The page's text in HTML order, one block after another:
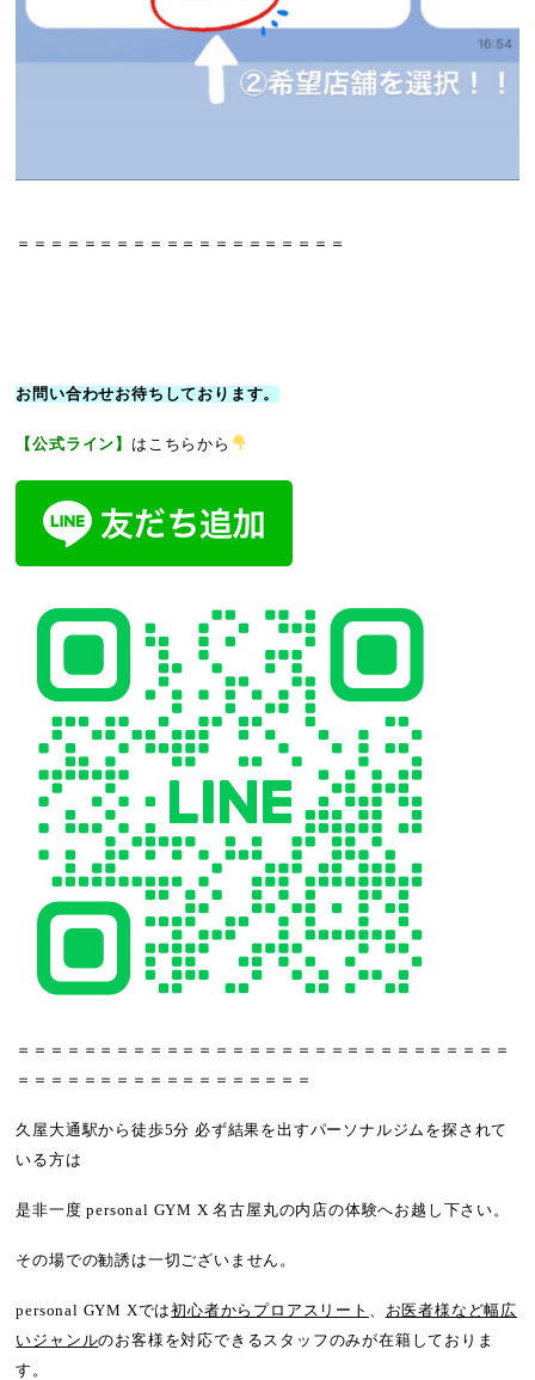
＝＝＝＝＝＝＝＝＝＝＝＝＝＝＝＝＝＝＝＝
お問い合わせお待ちしております。
【公式ライン】 はこちらから
＝＝＝＝＝＝＝＝＝＝＝＝＝＝＝＝＝＝＝＝＝＝＝＝＝＝＝＝＝＝
＝＝＝＝＝＝＝＝＝＝＝＝＝＝＝＝＝＝
久屋大通駅から徒歩5分 必ず結果を出すパーソナルジムを探されて
いる方は
是非一度 personal GYM X 名古屋丸の内店の体験へお越し下さい。
その場での勧誘は一切ございません。
personal GYM Xでは初心者からプロアスリート
お医者様など幅広
いジャンルのお客様を対応できるスタッフのみが在籍しておりま
す。